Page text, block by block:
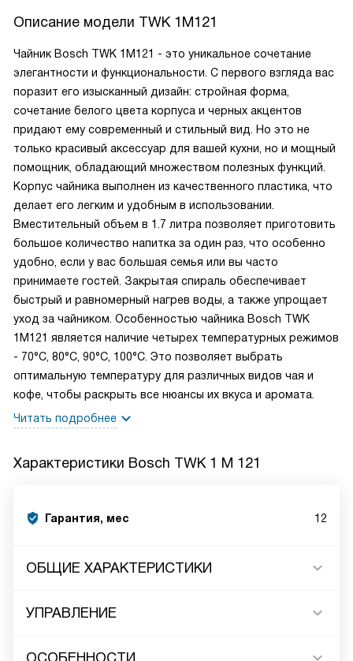
Описание модели TWK 1M121
Чайник Bosch TWK 1M121 - это уникальное сочетание
элегантности и функциональности. С первого взгляда вас
поразит его изысканный дизайн: стройная форма,
сочетание белого цвета корпуса и черных акцентов
придают ему современный и стильный вид. Но это не
только красивый аксессуар для вашей кухни, но и мощный
помощник, обладающий множеством полезных функций.
Корпус чайника выполнен из качественного пластика, что
делает его легким и удобным в использовании.
Вместительный объем в 1.7 литра позволяет приготовить
большое количество напитка за один раз, что особенно
удобно, если у вас большая семья или вы часто
принимаете гостей. Закрытая спираль обеспечивает
быстрый и равномерный нагрев воды, а также упрощает
уход за чайником. Особенностью чайника Bosch TWK
1M121 является наличие четырех температурных режимов
- 70°C, 80°C, 90°C, 100°C. Это позволяет выбрать
оптимальную температуру для различных видов чая и
кофе, чтобы раскрыть все нюансы их вкуса и аромата.
Читать подробнее
Характеристики Bosch TWK 1 M 121
Гарантия, мес 12
ОБЩИЕ ХАРАКТЕРИСТИКИ
УПРАВЛЕНИЕ
ОСОБЕННОСТИ